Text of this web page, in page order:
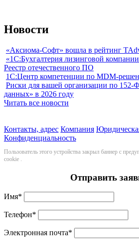
Новости
«Аксиома-Софт» вошла в рейтинг
«1С:Бухгалтерия лизинговой
Реестр отечественного ПО
1С:Центр компетенции по MDM-
Риски для вашей организации по
данных» в 2026 году
Читать все новости
Контакты, адрес Компания
Конфиденциальность
Пользователь этого устройства закрыл баннер с
cookie .
Отправить
Имя*
Телефон*
Электронная почта*